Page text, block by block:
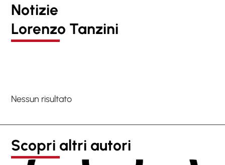
Notizie
Lorenzo Tanzini
Nessun risultato
Scopri altri autori